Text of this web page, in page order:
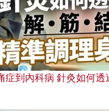
症到內科病 針灸如何透